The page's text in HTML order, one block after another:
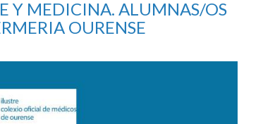
Y MEDICINA. ALUMNAS/OS
OURENSE